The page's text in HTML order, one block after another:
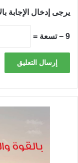
يرجى إدخال الإجابة
9 − تسعة =